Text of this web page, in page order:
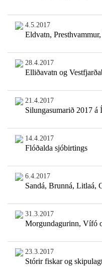
4.5.2017
Eldvatn,
28.4.2017
Elliðavatn og
21.4.2017
Silungasumarið 2017 á
14.4.2017
Flóðalda sjóbirtings
6.4.2017
Sandá, Brunná, Litlaá,
31.3.2017
Morgundagurinn, Vífó
23.3.2017
Stórir fiskar og